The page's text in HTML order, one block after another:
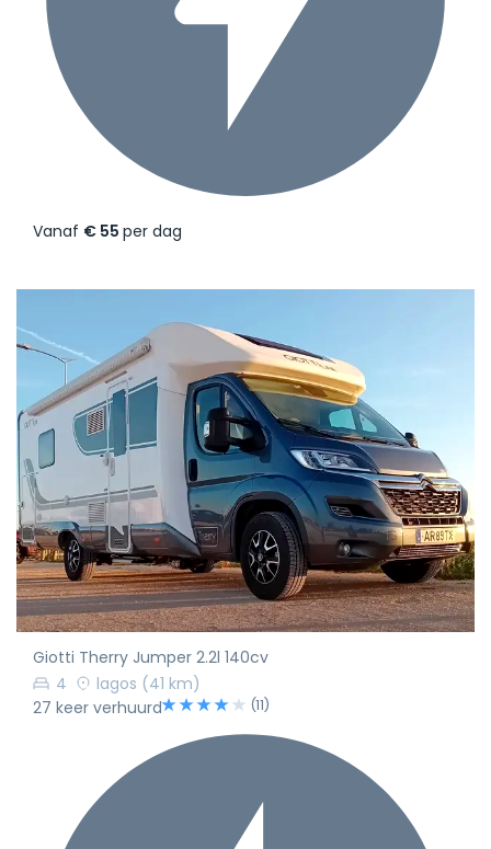
Vanaf € 55 per dag
Giotti Therry Jumper 2.2l 140cv
4
lagos (41 km)
27 keer verhuurd
(11)